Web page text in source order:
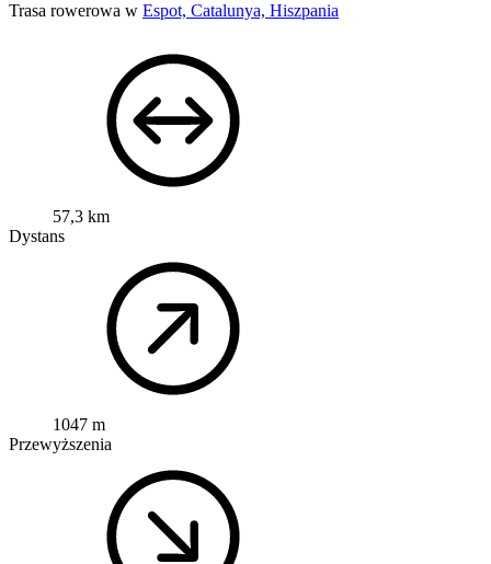
Trasa rowerowa w Espot, Catalunya, Hiszpania
57,3 km
Dystans
1047 m
Przewyższenia